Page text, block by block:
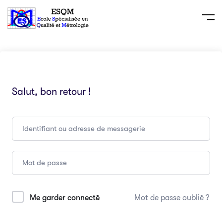
Salut, bon retour !
Me garder connecté Mot de passe oublié ?